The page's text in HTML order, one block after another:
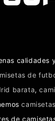
calidades
de
barata,
de